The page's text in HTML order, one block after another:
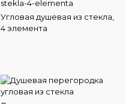
Угловая душевая из стекла,
4 элемента